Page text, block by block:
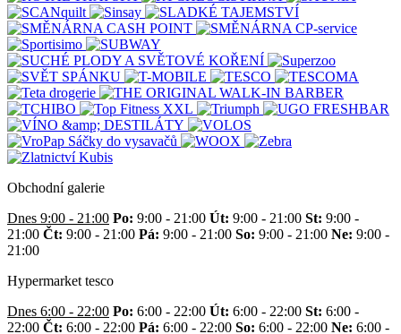
Obchodní galerie
Dnes 9:00 - 21:00 Po: 9:00 - 21:00 Út: 9:00 - 21:00 St: 9:00 -
21:00 Čt: 9:00 - 21:00 Pá: 9:00 - 21:00 So: 9:00 - 21:00 Ne: 9:00 -
21:00
Hypermarket tesco
Dnes 6:00 - 22:00 Po: 6:00 - 22:00 Út: 6:00 - 22:00 St: 6:00 -
22:00 Čt: 6:00 - 22:00 Pá: 6:00 - 22:00 So: 6:00 - 22:00 Ne: 6:00 -